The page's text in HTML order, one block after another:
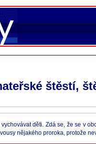
štěstí,
děti. Zdá se, že se v
nějakého proroka, protože